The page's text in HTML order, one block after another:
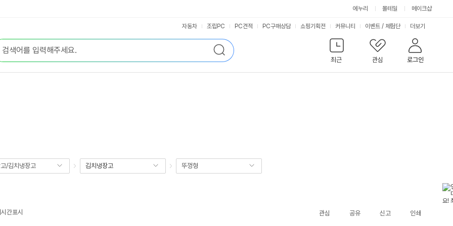
에누리 몰테일 메이크샵
검
색
최근
관심 로그인
자동차 조립PC PC견적 PC구매상담 쇼핑기획전 커뮤니티 이벤트 / 체험단 서
비
스
더보기
/김치냉장고 김치냉장고 뚜껑형
간표시 관심 공유 신고 인쇄